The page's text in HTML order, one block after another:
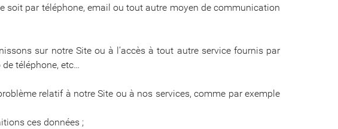
par téléphone, email ou tout autre moyen de communication
sur notre Site ou à l’accès à tout autre service fournis par
téléphone, etc…
relatif à notre Site ou à nos services, comme par exemple
ces données ;